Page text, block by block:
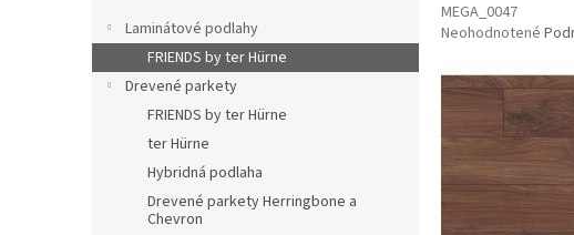
p
a
Laminátové podlahy
FRIENDS by ter Hürne
Drevené parkety
FRIENDS by ter Hürne
ter Hürne
Hybridná podlaha
Drevené parkety Herringbone a
Chevron
MEGA_0047
Priemerné
produktu
je
z
hviezdičiek.
Neohodnotené